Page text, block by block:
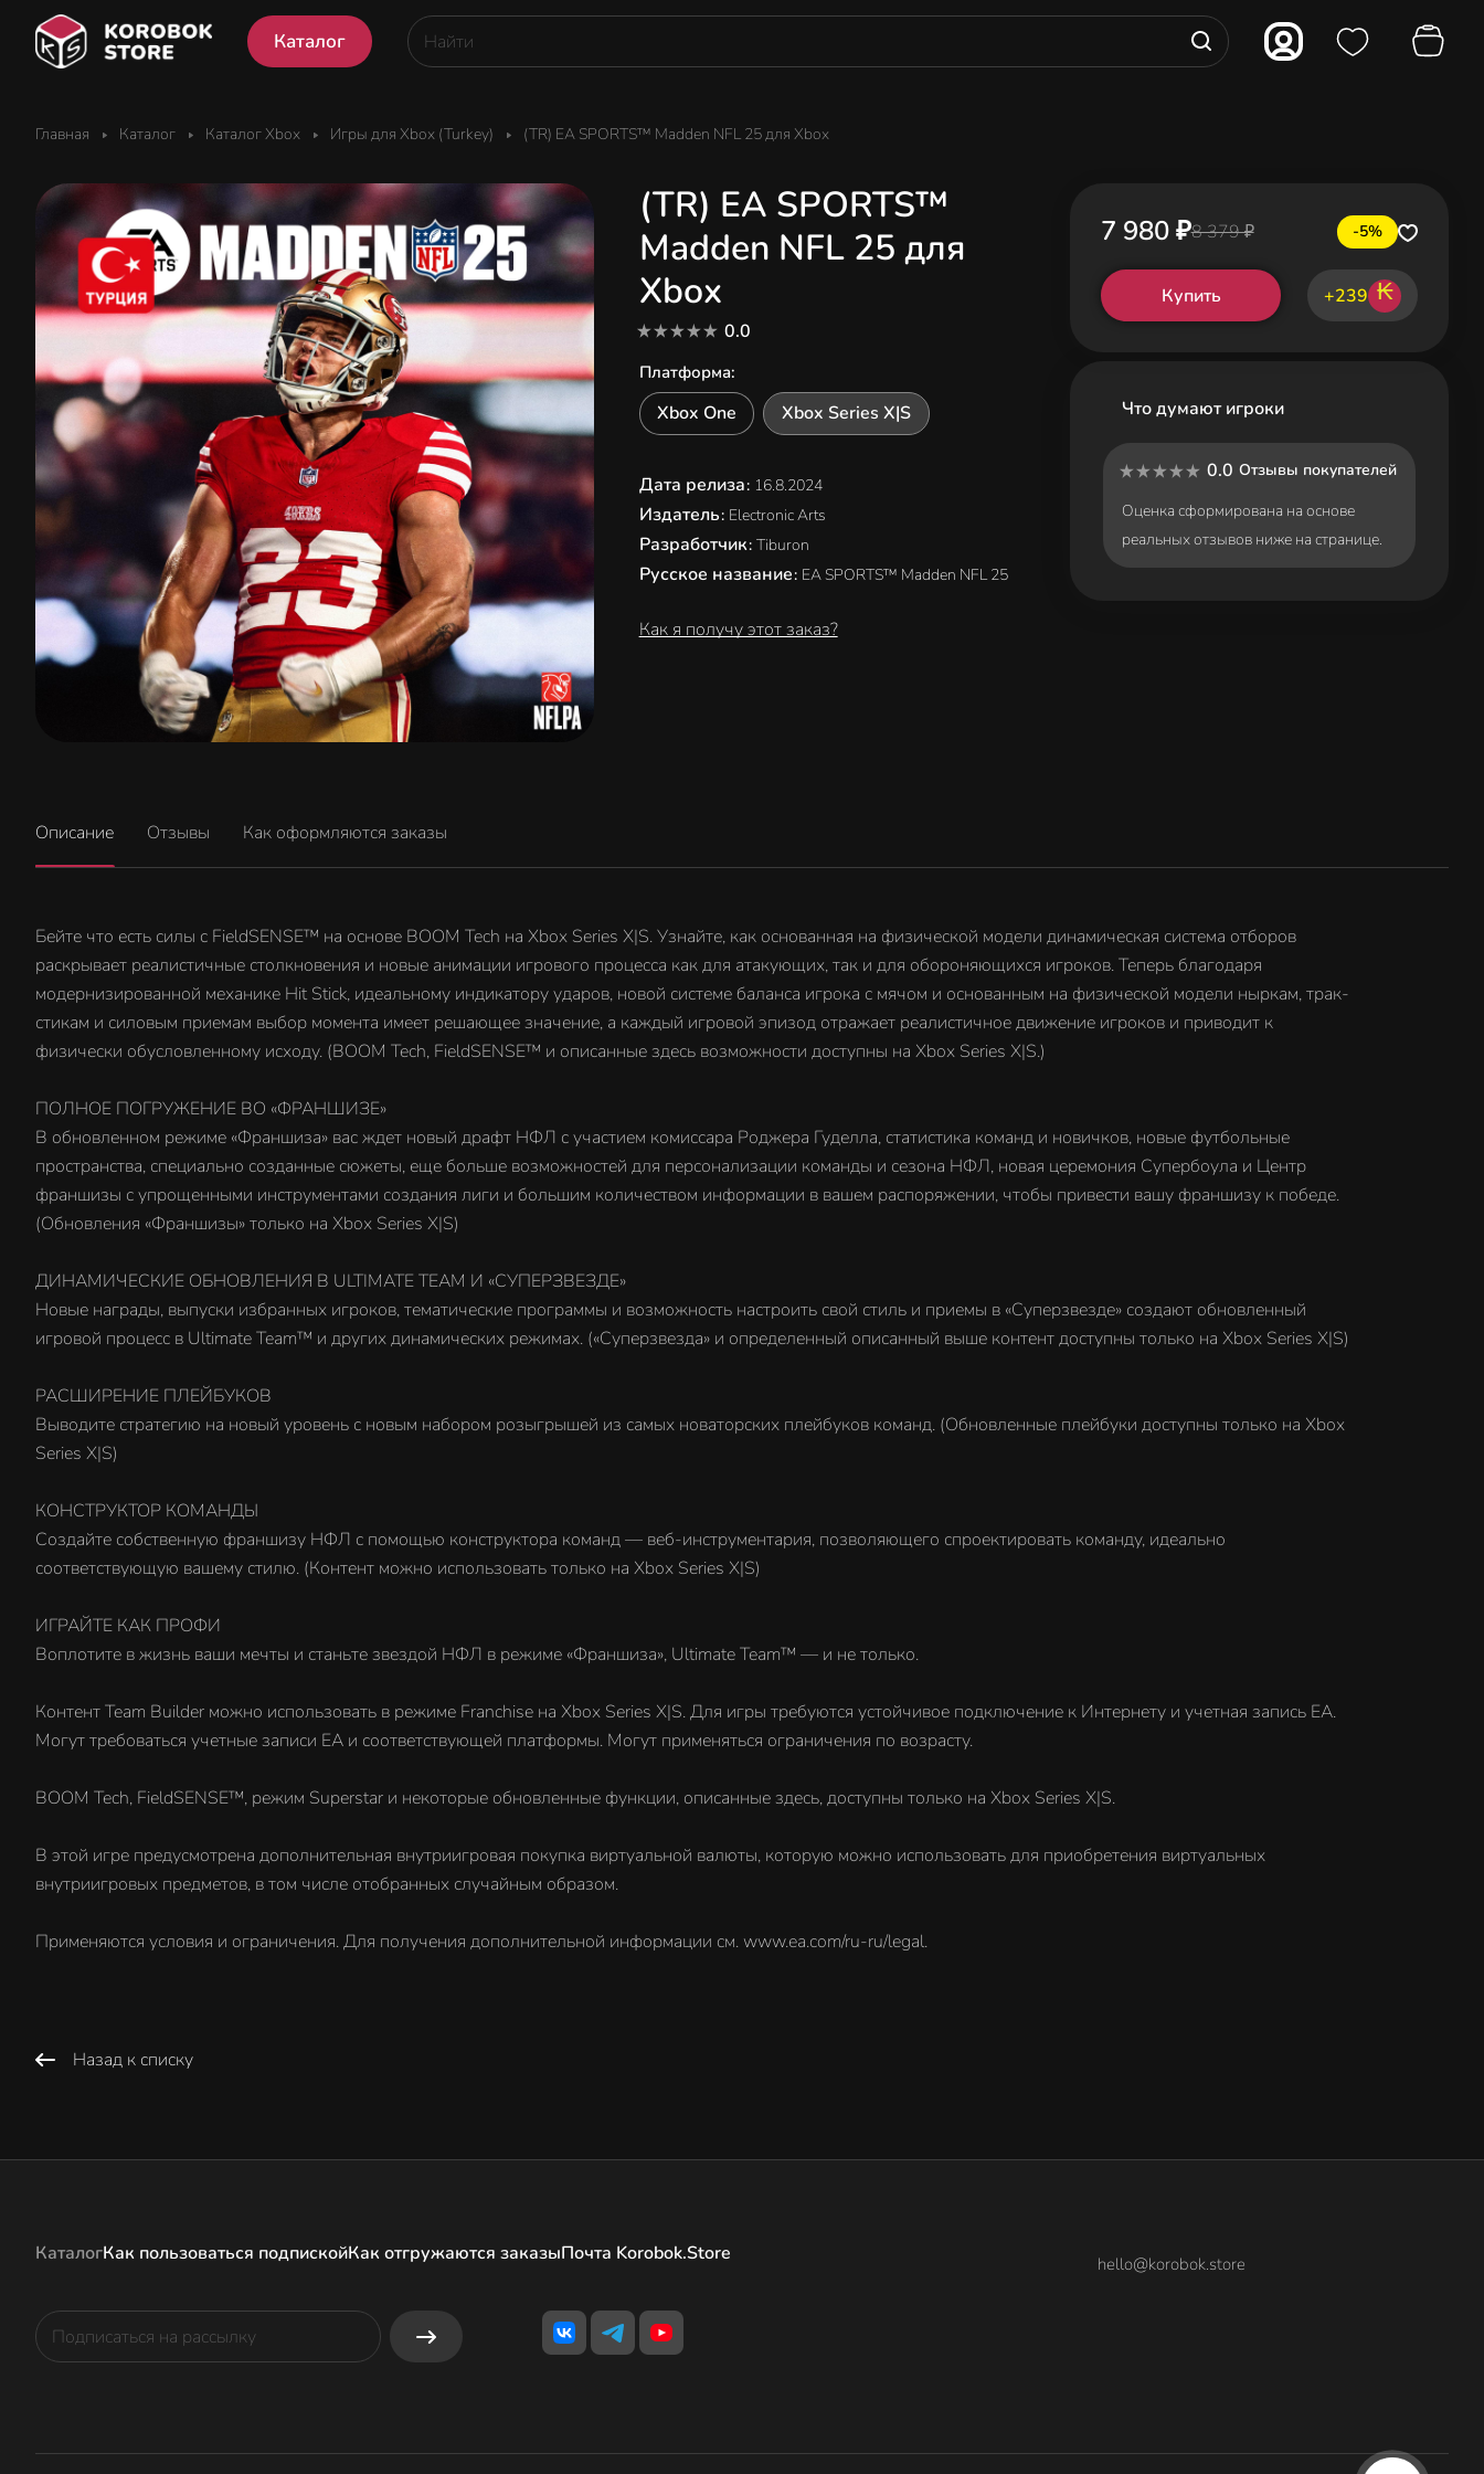
Каталог
Главная Каталог Каталог Xbox Игры для Xbox (Turkey) (TR) EA SPORTS™ Madden NFL 25 для Xbox
(TR) EA SPORTS™
Madden NFL 25 для
Xbox
0.0
Платформа:
Xbox One Xbox Series X|S
Дата релиза: 16.8.2024
Издатель: Electronic Arts
Разработчик: Tiburon
Русское название: EA SPORTS™ Madden NFL 25
Как я получу этот заказ?
7 980 ₽8 379 ₽ -5%
Купить +239 ₭
Что думают игроки
0.0 Отзывы покупателей
Оценка сформирована на основе
реальных отзывов ниже на странице.
Описание Отзывы Как оформляются заказы
Бейте что есть силы с FieldSENSE™ на основе BOOM Tech на Xbox Series X|S. Узнайте, как основанная на физической модели динамическая система отборов
раскрывает реалистичные столкновения и новые анимации игрового процесса как для атакующих, так и для обороняющихся игроков. Теперь благодаря
модернизированной механике Hit Stick, идеальному индикатору ударов, новой системе баланса игрока с мячом и основанным на физической модели ныркам, трак-
стикам и силовым приемам выбор момента имеет решающее значение, а каждый игровой эпизод отражает реалистичное движение игроков и приводит к
физически обусловленному исходу. (BOOM Tech, FieldSENSE™ и описанные здесь возможности доступны на Xbox Series X|S.)
ПОЛНОЕ ПОГРУЖЕНИЕ ВО «ФРАНШИЗЕ»
В обновленном режиме «Франшиза» вас ждет новый драфт НФЛ с участием комиссара Роджера Гуделла, статистика команд и новичков, новые футбольные
пространства, специально созданные сюжеты, еще больше возможностей для персонализации команды и сезона НФЛ, новая церемония Супербоула и Центр
франшизы с упрощенными инструментами создания лиги и большим количеством информации в вашем распоряжении, чтобы привести вашу франшизу к победе.
(Обновления «Франшизы» только на Xbox Series X|S)
ДИНАМИЧЕСКИЕ ОБНОВЛЕНИЯ В ULTIMATE TEAM И «СУПЕРЗВЕЗДЕ»
Новые награды, выпуски избранных игроков, тематические программы и возможность настроить свой стиль и приемы в «Суперзвезде» создают обновленный
игровой процесс в Ultimate Team™ и других динамических режимах. («Суперзвезда» и определенный описанный выше контент доступны только на Xbox Series X|S)
РАСШИРЕНИЕ ПЛЕЙБУКОВ
Выводите стратегию на новый уровень с новым набором розыгрышей из самых новаторских плейбуков команд. (Обновленные плейбуки доступны только на Xbox
Series X|S)
КОНСТРУКТОР КОМАНДЫ
Создайте собственную франшизу НФЛ с помощью конструктора команд — веб-инструментария, позволяющего спроектировать команду, идеально
соответствующую вашему стилю. (Контент можно использовать только на Xbox Series X|S)
ИГРАЙТЕ КАК ПРОФИ
Воплотите в жизнь ваши мечты и станьте звездой НФЛ в режиме «Франшиза», Ultimate Team™ — и не только.
Контент Team Builder можно использовать в режиме Franchise на Xbox Series X|S. Для игры требуются устойчивое подключение к Интернету и учетная запись EA.
Могут требоваться учетные записи EA и соответствующей платформы. Могут применяться ограничения по возрасту.
BOOM Tech, FieldSENSE™, режим Superstar и некоторые обновленные функции, описанные здесь, доступны только на Xbox Series X|S.
В этой игре предусмотрена дополнительная внутриигровая покупка виртуальной валюты, которую можно использовать для приобретения виртуальных
внутриигровых предметов, в том числе отобранных случайным образом.
Применяются условия и ограничения. Для получения дополнительной информации см. www.ea.com/ru-ru/legal.
Назад к списку
КаталогКак пользоваться подпискойКак отгружаются заказыПочта Korobok.Store hello@korobok.store